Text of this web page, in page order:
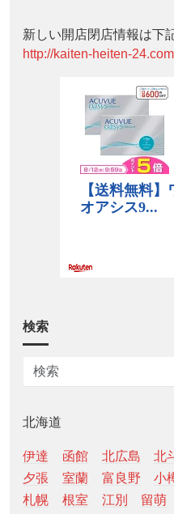
新しい開店閉店情報は下
http://kaiten-heiten-24.com
検索
北海道
伊達 函館 北広島 北
夕張
室蘭 富良野 小
札幌
根室 江別 留萌